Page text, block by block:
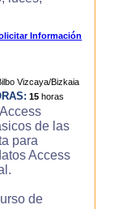
Información
15 horas
de las
para
Access
de